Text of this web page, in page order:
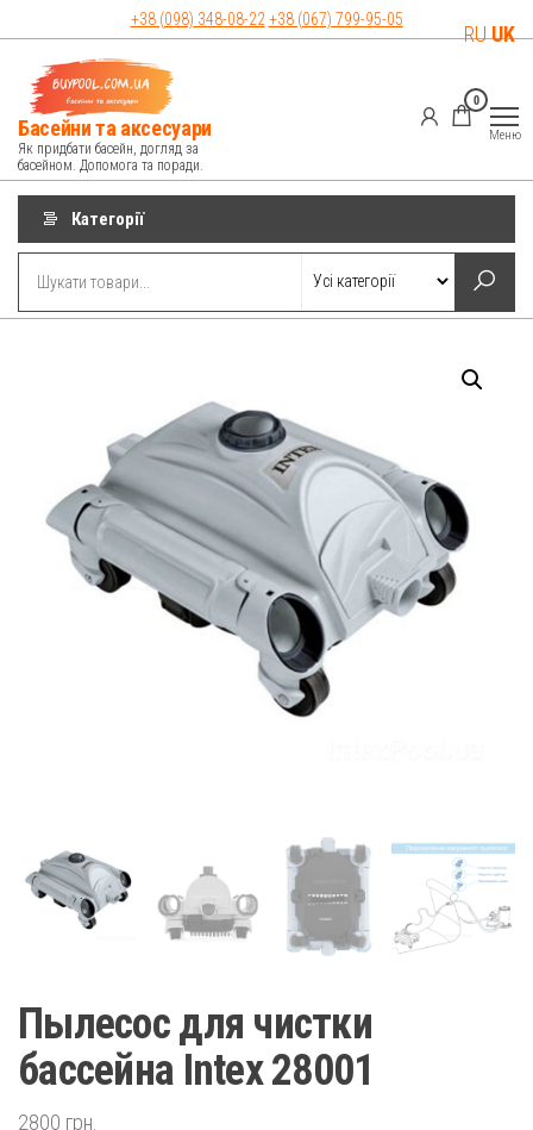
контенту
+38 (098) 348-08-22 +38 (067) 799-95-05
Басейни та аксесуари
Як придбати басейн, догляд за
басейном. Допомога та поради.
0
Меню
Категорії
Пылесос для чистки
бассейна Intex 28001
2800 грн.
RUUK